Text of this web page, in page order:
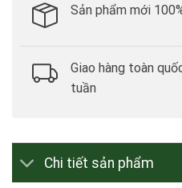
Sản phẩm mới
Giao hàng toàn
tuần
Chi tiết sản phẩm